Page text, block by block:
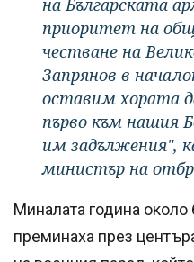
на Българската
приоритет на
честване на
Запрянов в
оставим хората
първо към нашия
им задължения",
министър на
Миналата година
преминаха през